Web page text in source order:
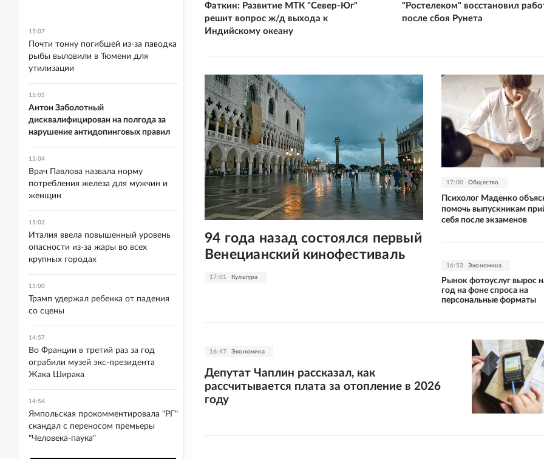
Фаткин: Развитие МТК "Север-Юг"
решит вопрос ж/д выхода к
Индийскому океану
"Ростелеком" восстановил
после сбоя Рунета
17:01 Культура
94 года назад состоялся первый
Венецианский кинофестиваль
17:00 Общество
Психолог Маденко
помочь выпускникам
себя после экзаменов
16:53 Экономика
Рынок фотоуслуг вырос
год на фоне спроса на
персональные форматы
16:47 Экономика
Депутат Чаплин рассказал, как
рассчитывается плата за отопление в 2026
году
15:07
Почти тонну погибшей из-за паводка
рыбы выловили в Тюмени для
утилизации
15:05
Антон Заболотный
дисквалифицирован на полгода за
нарушение антидопинговых правил
15:04
Врач Павлова назвала норму
потребления железа для мужчин и
женщин
15:02
Италия ввела повышенный уровень
опасности из-за жары во всех
крупных городах
15:00
Трамп удержал ребенка от падения
со сцены
14:57
Во Франции в третий раз за год
ограбили музей экс-президента
Жака Ширака
14:56
Ямпольская прокомментировала "РГ"
скандал с переносом премьеры
"Человека-паука"